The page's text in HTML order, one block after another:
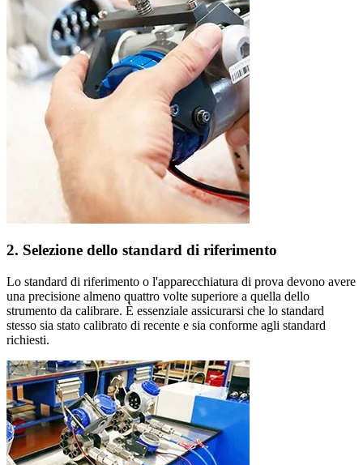
2. Selezione dello standard di riferimento
Lo standard di riferimento o l'apparecchiatura di prova devono avere
una precisione almeno quattro volte superiore a quella dello
strumento da calibrare. È essenziale assicurarsi che lo standard
stesso sia stato calibrato di recente e sia conforme agli standard
richiesti.